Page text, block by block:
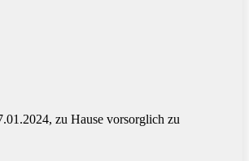
zu Hause vorsorglich zu